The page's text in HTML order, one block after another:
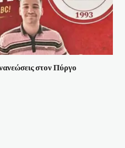
στον Πύργο